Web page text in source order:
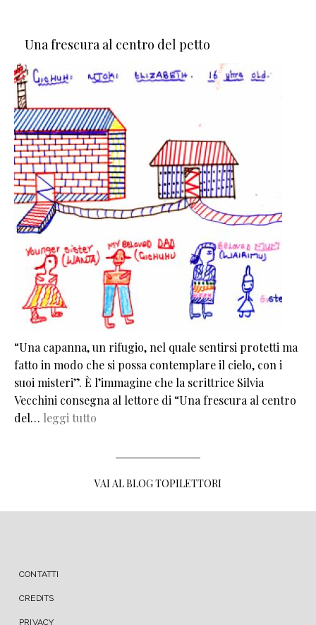
Una frescura al centro del petto
“Una capanna, un rifugio, nel quale sentirsi protetti ma
fatto in modo che si possa contemplare il cielo, con i
suoi misteri”. È l’immagine che la scrittrice Silvia
Vecchini consegna al lettore di “Una frescura al centro
del… leggi tutto
VAI AL BLOG TOPILETTORI
MENU FOOTER
CONTATTI
CREDITS
PRIVACY